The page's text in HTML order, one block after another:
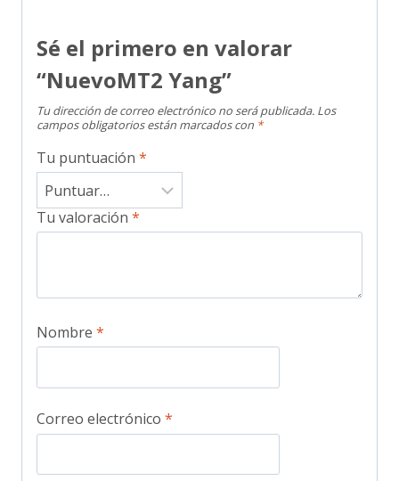
Sé el primero en valorar
“NuevoMT2 Yang”
Tu dirección de correo electrónico no será publicada. Los
campos obligatorios están marcados con *
Tu puntuación *
Tu valoración *
Nombre *
Correo electrónico *